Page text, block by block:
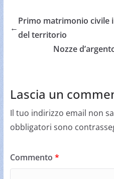
←
Primo matrimonio civile
del territorio
Nozze
Lascia un
Il tuo indirizzo email non
obbligatori sono
Commento *